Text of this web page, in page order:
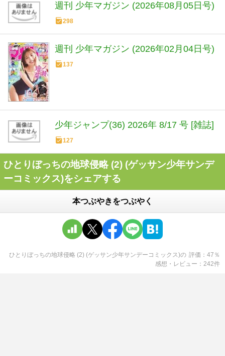
週刊 少年マガジン (2026年08月05日号)
298
週刊 少年マガジン (2026年02月04日号)
137
少年ジャンプ(36) 2026年 8/17 号 [雑誌]
127
ひとりぼっちの地球侵略 (2) (ゲッサン少年サンデ
ーコミックス)をシェアする
本つぶやきをつぶやく
ひとりぼっちの地球侵略 (2) (ゲッサン少年サンデーコミックス)の 評価 47 ％
感想・レビュー
242件